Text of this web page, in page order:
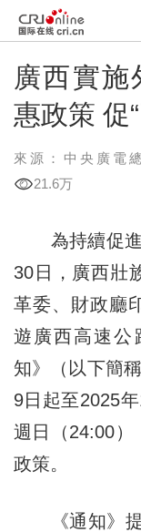
廣西實施
惠政策 促
來源：中央廣電
21.6万
為持續促進
30日，廣西壯
革委、財政廳
遊廣西高速公
知》（以下簡
9日起至2025
週日（24:00）
政策。
《通知》提